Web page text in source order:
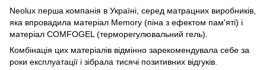
Neolux перша компанія в Україні, серед матрацних виробників,
яка впровадила матеріал Memory (піна з ефектом пам'яті) і
матеріал COMFOGEL (терморегулювальний гель).
Комбінація цих матеріалів відмінно зарекомендувала себе за
роки експлуатації і зібрала тисячі позитивних відгуків.